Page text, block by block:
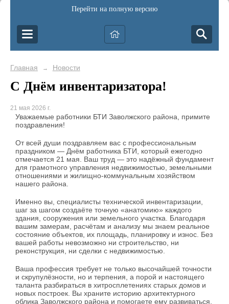
Перейти на полную версию
Главная → Новости
С Днём инвентаризатора!
21 мая 2026 г.
Уважаемые работники БТИ Заволжского района, примите
поздравления!
От всей души поздравляем вас с профессиональным
праздником — Днём работника БТИ, который ежегодно
отмечается 21 мая. Ваш труд — это надёжный фундамент
для грамотного управления недвижимостью, земельными
отношениями и жилищно-коммунальным хозяйством
нашего района.
Именно вы, специалисты технической инвентаризации,
шаг за шагом создаёте точную «анатомию» каждого
здания, сооружения или земельного участка. Благодаря
вашим замерам, расчётам и анализу мы знаем реальное
состояние объектов, их площадь, планировку и износ. Без
вашей работы невозможно ни строительство, ни
реконструкция, ни сделки с недвижимостью.
Ваша профессия требует не только высочайшей точности
и скрупулёзности, но и терпения, а порой и настоящего
таланта разбираться в хитросплетениях старых домов и
новых построек. Вы храните историю архитектурного
облика Заволжского района и помогаете ему развиваться,